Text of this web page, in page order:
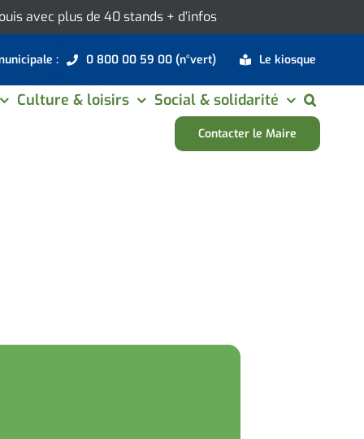
avec plus de 40 stands + d’infos
: 0 800 00 59 00 (n°vert) Le kiosque
Culture & loisirs Social & solidarité
Contacter le Maire